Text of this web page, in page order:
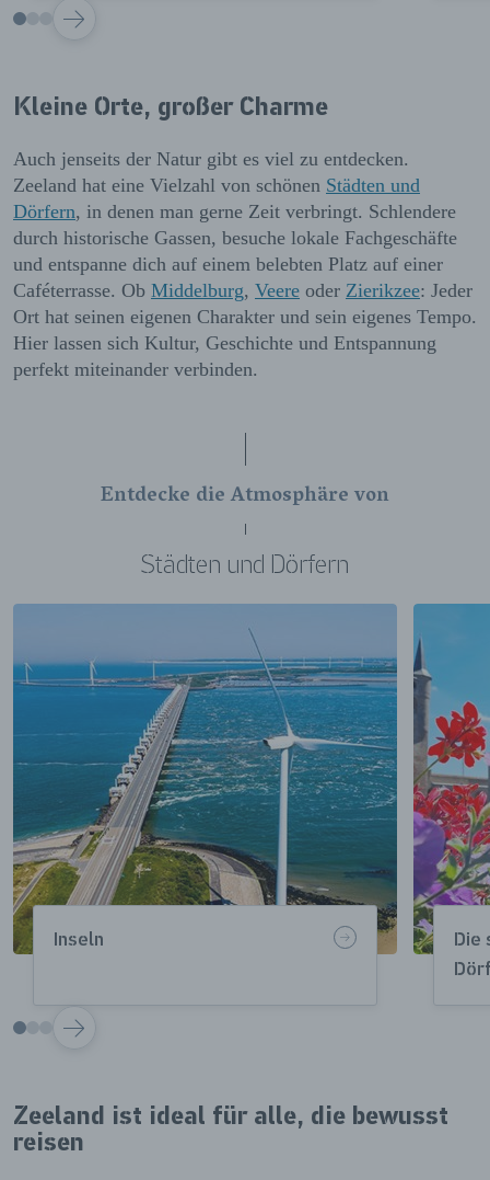
VOLGENDE
Kleine Orte, großer Charme
Auch jenseits der Natur gibt es viel zu entdecken.
Zeeland hat eine Vielzahl von schönen Städten und
Dörfern, in denen man gerne Zeit verbringt. Schlendere
durch historische Gassen, besuche lokale Fachgeschäfte
und entspanne dich auf einem belebten Platz auf einer
Caféterrasse. Ob Middelburg, Veere oder Zierikzee: Jeder
Ort hat seinen eigenen Charakter und sein eigenes Tempo.
Hier lassen sich Kultur, Geschichte und Entspannung
perfekt miteinander verbinden.
Entdecke die Atmosphäre von
Städten und Dörfern
Inseln
Die
VOLGENDE
Zeeland ist ideal für alle, die bewusst
reisen